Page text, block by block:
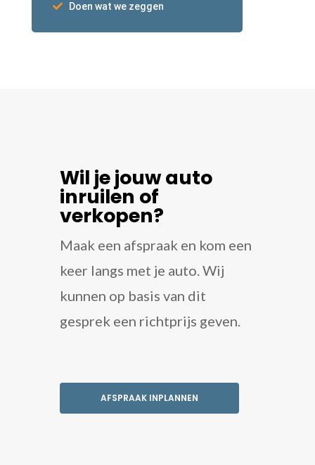
Doen wat we zeggen
Wil je jouw auto
inruilen of
verkopen?
Maak een afspraak en kom een
keer langs met je auto. Wij
kunnen op basis van dit
gesprek een richtprijs geven.
AFSPRAAK INPLANNEN